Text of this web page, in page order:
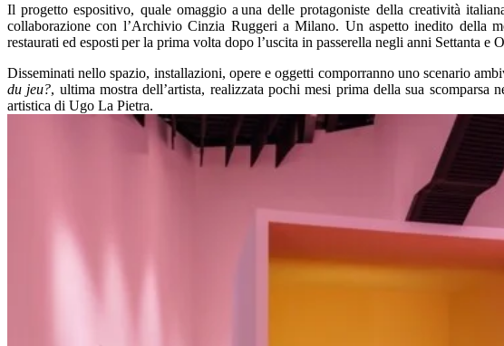
Il progetto espositivo, quale omaggio a una delle protagoniste della creatività
collaborazione con l’Archivio Cinzia Ruggeri a Milano. Un aspetto inedito della
restaurati ed esposti per la prima volta dopo l’uscita in passerella negli anni Settanta e
Disseminati nello spazio, installazioni, opere e oggetti comporranno uno scenario
du jeu?, ultima mostra dell’artista, realizzata pochi mesi prima della sua scomparsa
artistica di Ugo La Pietra.